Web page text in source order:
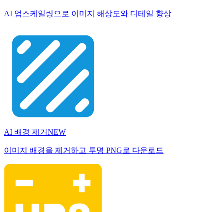
AI 업스케일링으로 이미지 해상도와 디테일 향상
AI 배경 제거NEW
이미지 배경을 제거하고 투명 PNG로 다운로드